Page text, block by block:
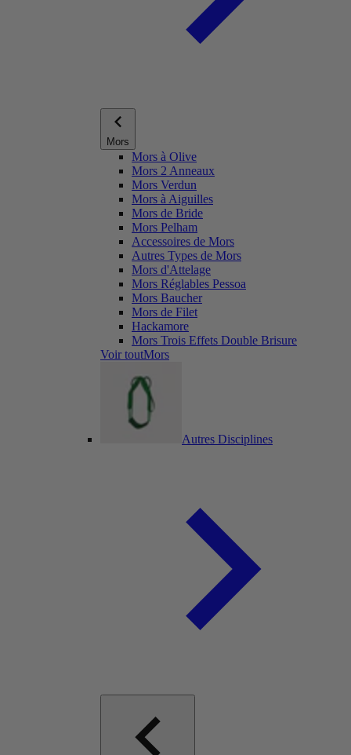
Mors
Mors à Olive
Mors 2 Anneaux
Mors Verdun
Mors à Aiguilles
Mors de Bride
Mors Pelham
Accessoires de Mors
Autres Types de Mors
Mors d'Attelage
Mors Réglables Pessoa
Mors Baucher
Mors de Filet
Hackamore
Mors Trois Effets Double Brisure
Voir toutMors
Autres Disciplines